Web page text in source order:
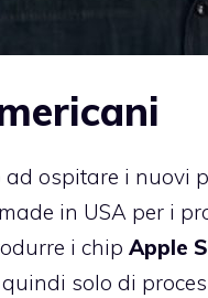
ospitare i nuovi
in USA per i
i chip Apple
solo di